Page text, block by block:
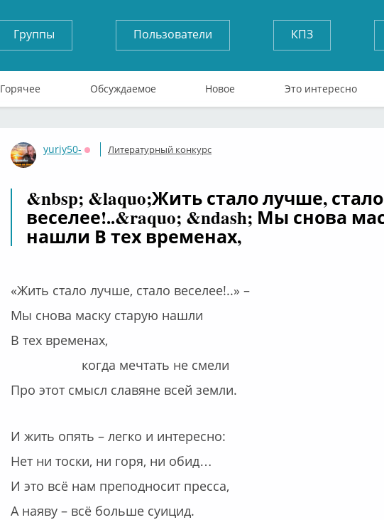
Группы Пользователи КПЗ
Горячее Обсуждаемое Новое Это интересно
yuriy50-
Оффлайн
Литературный конкурс
&nbsp; &laquo;Жить стало лучше, стало
веселее!..&raquo; &ndash; Мы снова
нашли В тех временах,
«Жить стало лучше, стало веселее!..» –
Мы снова маску старую нашли
В тех временах,
когда мечтать не смели
Про этот смысл славяне всей земли.
И жить опять – легко и интересно:
Нет ни тоски, ни горя, ни обид…
И это всё нам преподносит пресса,
А наяву – всё больше суицид.